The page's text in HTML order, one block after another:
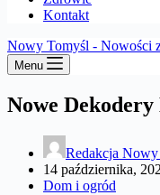
Kontakt
Nowy Tomyśl - Nowości
Menu
Nowe
Redakcja
14 października,
Dom i ogród